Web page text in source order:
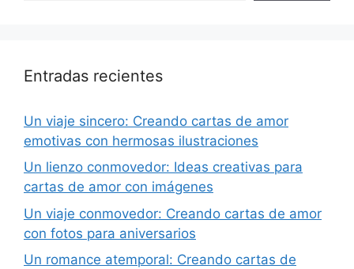
Entradas recientes
Un viaje sincero: Creando cartas de amor
emotivas con hermosas ilustraciones
Un lienzo conmovedor: Ideas creativas para
cartas de amor con imágenes
Un viaje conmovedor: Creando cartas de amor
con fotos para aniversarios
Un romance atemporal: Creando cartas de